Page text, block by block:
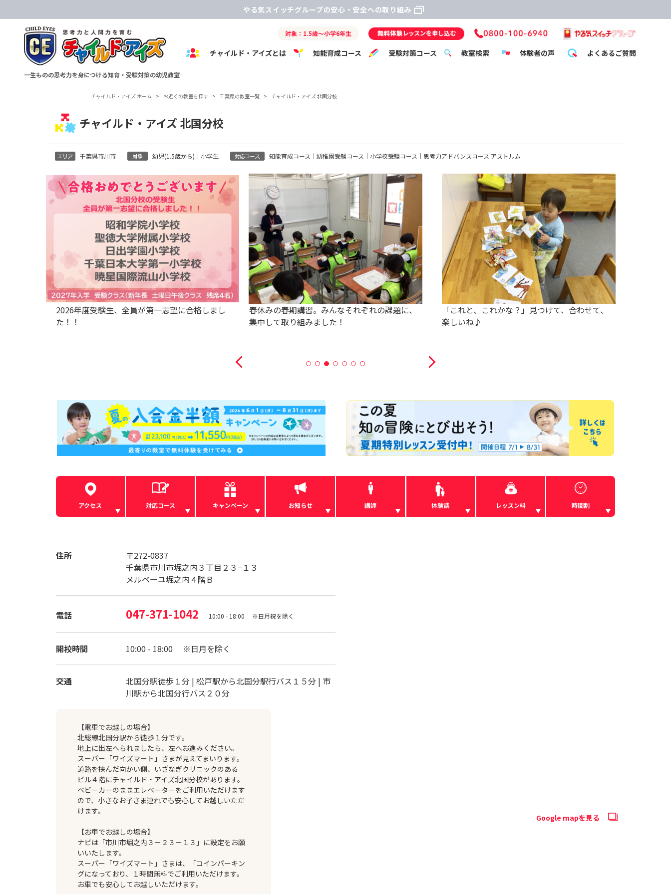
やる気スイッチグループの安心・安全への取り組み
一生ものの思考力を身につける知育・受験対策の幼児教室
対象：1.5歳～小学6年生
チャイルド・アイズとは 知能育成コース 受験対策コース 教室検索 体験者の声 よくあるご質問
チャイルド・アイズ ホーム > お近くの教室を探す > 千葉県の教室一覧 > チャイルド・アイズ 北国分校
チャイルド・アイズ 北国分校
千葉県市川市 幼児(1.5歳から)｜小学生 知能育成コース｜幼稚園受験コース｜小学校受験コース｜思考力アドバンスコース アストルム
2026年度受験生、全員が第一志望に合格しまし
た！！
春休みの春期講習。みんなそれぞれの課題に、
集中して取り組みました！
「これと、これかな？」見つけて、合わせて、
楽しいね♪
アクセス 対応コース キャンペーン お知らせ 講師 体験談 レッスン料 時間割
住所
〒272-0837
千葉県市川市堀之内３丁目２３−１３
メルベーユ堀之内４階Ｂ
電話 047-371-1042 10:00 - 18:00 ※日月祝を除く
開校時間 10:00 - 18:00 ※日月を除く
交通
北国分駅徒歩１分 | 松戸駅から北国分駅行バス１５分 | 市
川駅から北国分行バス２０分
【電車でお越しの場合】
北総線北国分駅から徒歩１分です。
地上に出左へられましたら、左へお進みください。
スーパー「ワイズマート」さまが見えてまいります。
道路を挟んだ向かい側、いざなぎクリニックのある
ビル４階にチャイルド・アイズ北国分校があります。
ベビーカーのままエレベーターをご利用いただけます
ので、小さなお子さま連れでも安心してお越しいただ
けます。
【お車でお越しの場合】
ナビは「市川市堀之内３－２３－１３」に設定をお願
いいたします。
スーパー「ワイズマート」さまは、「コインパーキン
グになっており、１時間無料でご利用いただけます。
お車でも安心してお越しいただけます。
Google mapを見る